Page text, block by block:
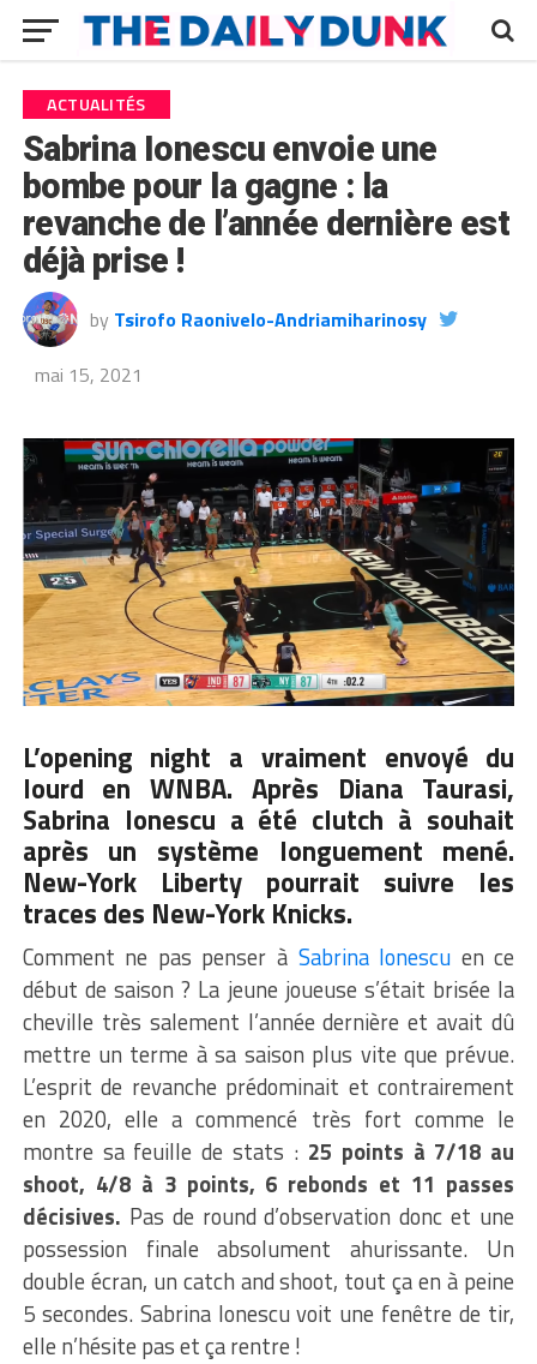
ACTUALITÉS
Sabrina Ionescu envoie une
bombe pour la gagne : la
revanche de l’année dernière est
déjà prise !
by Tsirofo Raonivelo-Andriamiharinosy
mai 15, 2021
L’opening night a vraiment envoyé du
lourd en WNBA. Après Diana Taurasi,
Sabrina Ionescu a été clutch à souhait
après un système longuement mené.
New-York Liberty pourrait suivre les
traces des New-York Knicks.
Comment ne pas penser à Sabrina Ionescu en ce
début de saison ? La jeune joueuse s’était brisée la
cheville très salement l’année dernière et avait dû
mettre un terme à sa saison plus vite que prévue.
L’esprit de revanche prédominait et contrairement
en 2020, elle a commencé très fort comme le
montre sa feuille de stats : 25 points à 7/18 au
shoot, 4/8 à 3 points, 6 rebonds et 11 passes
décisives. Pas de round d’observation donc et une
possession finale absolument ahurissante. Un
double écran, un catch and shoot, tout ça en à peine
5 secondes. Sabrina Ionescu voit une fenêtre de tir,
elle n’hésite pas et ça rentre !